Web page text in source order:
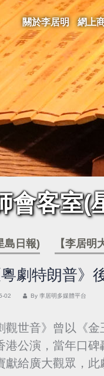
關於李居明 網上
會客室(
島日報) 【李居明
劇特朗普》
02 By 李居明多媒體平台
觀世音》曾以《
港公演，當年口
獻給廣大觀眾，此